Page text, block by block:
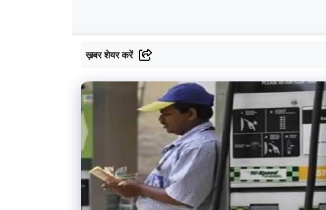
ख़बर शेयर करें